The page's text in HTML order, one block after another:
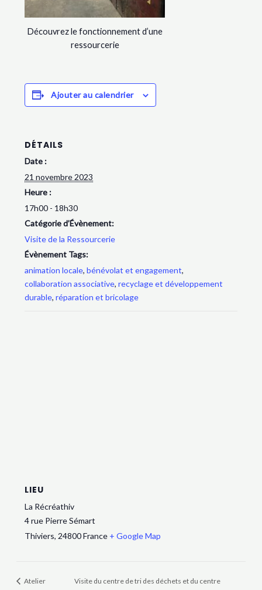
Découvrez le fonctionnement d’une
ressourcerie
Ajouter au calendrier
DÉTAILS
Date :
21 novembre 2023
Heure :
17h00 - 18h30
Catégorie d’Évènement:
Visite de la Ressourcerie
Évènement Tags:
animation locale,bénévolat et engagement,
collaboration associative,recyclage et développement
durable,réparation et bricolage
LIEU
La Récréathiv
4 rue Pierre Sémart
Thiviers, 24800 France + Google Map
Atelier
Visite du centre de tri des déchets et du centre